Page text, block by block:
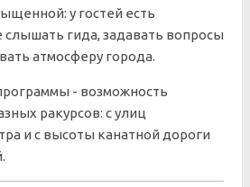
у гостей есть
гида, задавать вопросы
атмосферу города.
- возможность
ракурсов: с улиц
и с высоты канатной дороги